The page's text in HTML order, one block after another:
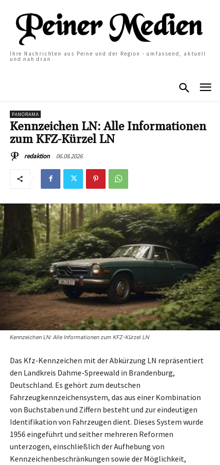
Ihre Nachrichten aus Peine und der Region - umfassend, aktuell
und nah dran
PANORAMA
Kennzeichen LN: Alle Informationen
zum KFZ-Kürzel LN
redaktion 06.08.2026
Kennzeichen LN: Alle Informationen zum KFZ-Kürzel LN
Das Kfz-Kennzeichen mit der Abkürzung LN repräsentiert
den Landkreis Dahme-Spreewald in Brandenburg,
Deutschland. Es gehört zum deutschen
Fahrzeugkennzeichensystem, das aus einer Kombination
von Buchstaben und Ziffern besteht und zur eindeutigen
Identifikation von Fahrzeugen dient. Dieses System wurde
1956 eingeführt und seither mehreren Reformen
unterzogen, einschließlich der Aufhebung von
Kennzeichenbeschränkungen sowie der Möglichkeit,